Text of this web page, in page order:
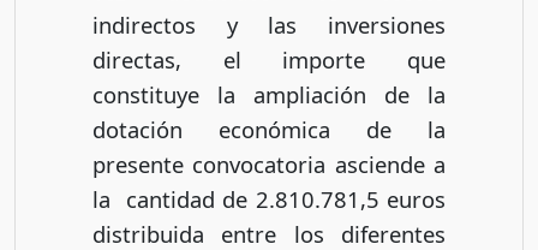
indirectos y las inversiones
directas, el importe que
constituye la ampliación de la
dotación económica de la
presente convocatoria asciende a
la cantidad de 2.810.781,5 euros
distribuida entre los diferentes